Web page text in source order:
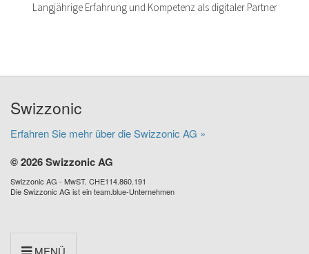
Langjährige Erfahrung und Kompetenz als digitaler Partner
Swizzonic
Erfahren Sie mehr über die Swizzonic AG »
© 2026 Swizzonic AG
Swizzonic AG - MwST. CHE114.860.191
Die Swizzonic AG ist ein team.blue-Unternehmen
MENÜ